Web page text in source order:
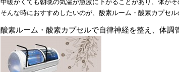
中暖かくても朝晩の気温が急激に下がることがあり、体が
そんな時におすすめしたいのが、酸素ルーム・酸素カプセル
酸素ルーム・酸素カプセルで自律神経を整え、体調